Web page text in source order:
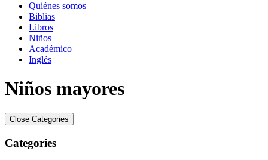
Quiénes somos
Biblias
Libros
Niños
Académico
Inglés
Niños mayores
Close Categories
Categories